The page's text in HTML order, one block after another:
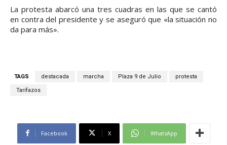
La protesta abarcó una tres cuadras en las que se cantó
en contra del presidente y se aseguró que «la situación no
da para más».
TAGS destacada marcha Plaza 9 de Julio protesta
Tarifazos
Facebook X WhatsApp